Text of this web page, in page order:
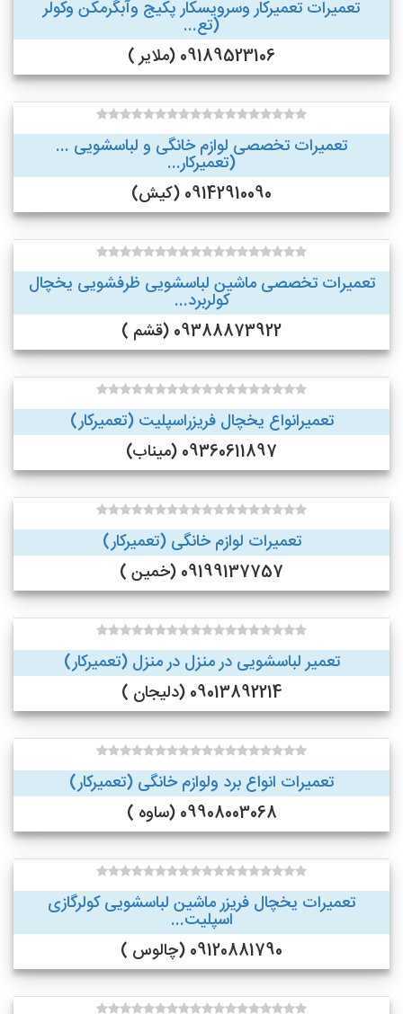
تعمیرات تعمیرکار وسرویسکار پکیج وآبگرمکن وکولر
(تع...
09189523106 (ملایر )
تعمیرات تخصصی لوازم خانگی و لباسشویی ...
(تعمیرکار...
09142910090 (کیش)
تعمیرات تخصصی ماشین لباسشویی ظرفشویی یخچال
کولربرد...
09388873922 (قشم )
تعمیرانواع یخچال فریزراسپلیت (تعمیرکار)
09360611897 (میناب)
تعمیرات لوازم خانگی (تعمیرکار)
09199137757 (خمین )
تعمیر لباسشویی در منزل در منزل (تعمیرکار)
09013892214 (دلیجان )
تعمیرات انواع برد ولوازم خانگی (تعمیرکار)
09908003068 (ساوه )
تعمیرات یخچال فریزر ماشین لباسشویی کولرگازی
اسپلیت...
09120881790 (چالوس )